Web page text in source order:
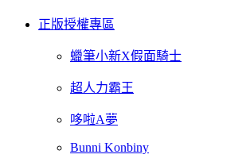
正版授權專區
蠟筆小新X假面騎士
超人力霸王
哆啦A夢
Bunni Konbiny